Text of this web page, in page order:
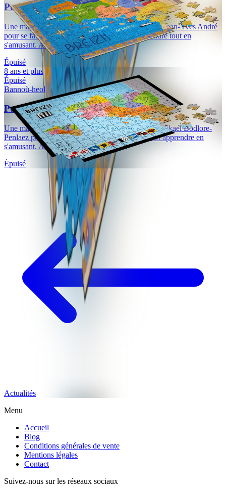
Puzzle Breizh (280 pièces)
Une magnifique carte de la Bretagne dessinée par Jean-Yves André
pour se familiariser avec la géographie et apprendre tout en
s'amusant. Avec le concours de...
Épuisé
8 ans et plus
Épuisé
Bannoù-heol
Puzzle Breizh (500 pièces)
Une magnifique carte de la Bretagne conçue par Mikael Bodlore-
Penlaez pour se familiariser avec la géographie et apprendre en
s'amusant. Avec le concours de...
Épuisé
Actualités
Menu
Accueil
Blog
Conditions générales de vente
Mentions légales
Contact
Suivez-nous sur les réseaux sociaux